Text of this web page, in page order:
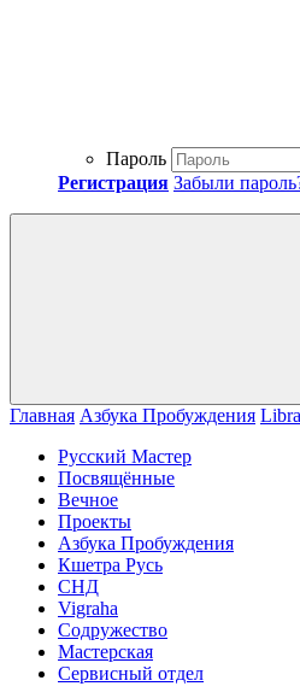
Пароль
Регистрация Забыли
Главная Азбука Пробуждения
Русский Мастер
Посвящённые
Вечное
Проекты
Азбука Пробуждения
Кшетра Русь
СНД
Vigraha
Содружество
Мастерская
Сервисный отдел